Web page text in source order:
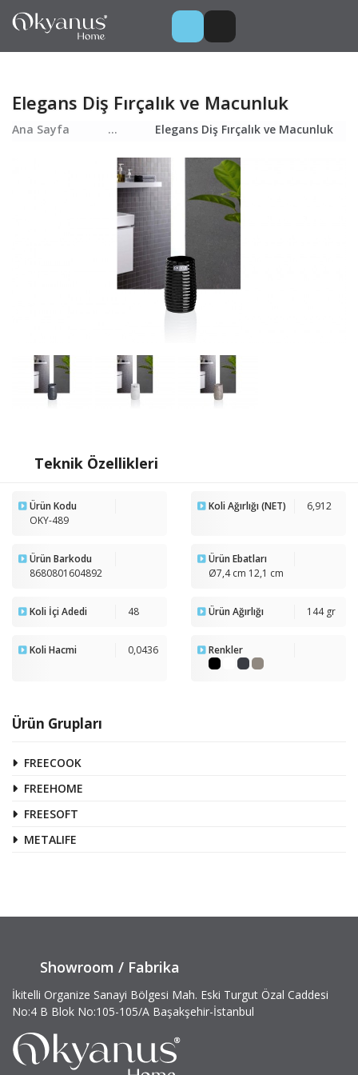
Ürün Grupları
FREECOOK
FREEHOME
FREESOFT
METALIFE
Elegans Diş Fırçalık ve Macunluk
Ana Sayfa ... Elegans Diş Fırçalık ve Macunluk
Teknik Özellikleri
Ürün Kodu
OKY-489
Koli Ağırlığı (NET) 6,912
Ürün Barkodu
8680801604892
Ürün Ebatları
Ø7,4 cm 12,1 cm
Koli İçi Adedi 48 Ürün Ağırlığı 144 gr
Koli Hacmi 0,0436 Renkler
Showroom / Fabrika
İkitelli Organize Sanayi Bölgesi Mah. Eski Turgut Özal Caddesi
No:4 B Blok No:105-105/A Başakşehir-İstanbul